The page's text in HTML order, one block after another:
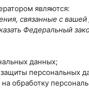
являются:
связанные с
Федеральный
данных;
персональных
обработку